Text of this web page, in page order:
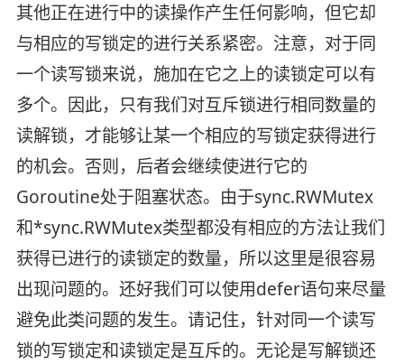
其他正在进行中的读操作产生任何影响，但它却
与相应的写锁定的进行关系紧密。注意，对于同
一个读写锁来说，施加在它之上的读锁定可以有
多个。因此，只有我们对互斥锁进行相同数量的
读解锁，才能够让某一个相应的写锁定获得进行
的机会。否则，后者会继续使进行它的
Goroutine处于阻塞状态。由于sync.RWMutex
和*sync.RWMutex类型都没有相应的方法让我们
获得已进行的读锁定的数量，所以这里是很容易
出现问题的。还好我们可以使用defer语句来尽量
避免此类问题的发生。请记住，针对同一个读写
锁的写锁定和读锁定是互斥的。无论是写解锁还